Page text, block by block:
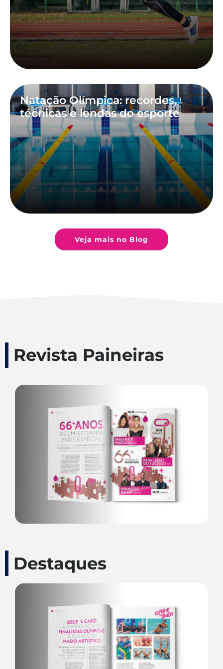
Natação Olímpica: recordes,
técnicas e lendas do esporte
Veja mais no Blog
Revista Paineiras
Destaques